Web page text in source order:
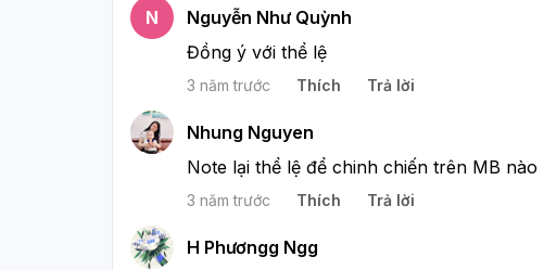
N
Nguyễn Như Quỳnh
Đồng ý với thể lệ
3 năm trước Thích Trả lời
Nhung Nguyen
Note lại thể lệ để chinh chiến trên MB nào
3 năm trước Thích Trả lời
H Phươngg Ngg